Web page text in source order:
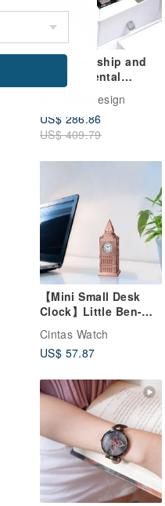
Craftsmanship and
Environmental
Protection Core
ERICA LIBERT Solar
Pineapple Belt Watch
- Set Intellectual Gray
ericadesign
US$ 286.86
US$ 409.79
【Mini Small Desk
Clock】Little Ben-
Cintas Watch
US$ 57.87